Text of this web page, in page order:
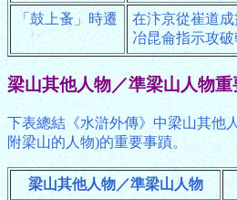
「鼓上蚤」時遷
在汴京從崔道
冶昆侖指示攻
梁山其他人物／準梁山人物重
下表總結《水滸外傳》中梁山其他
附梁山的人物)的重要事蹟。
梁山其他人物／準梁山人物